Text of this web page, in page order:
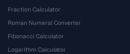
Fraction Calculator
Roman Numeral Converter
Fibonacci Calculator
Logarithm Calculator